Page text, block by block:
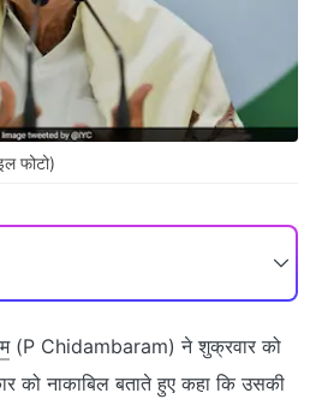
फोटो)
(P Chidambaram) ने शुक्रवार को
को नाकाबिल बताते हुए कहा कि उसकी